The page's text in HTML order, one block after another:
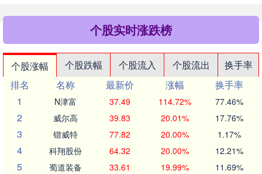
个股实时涨跌榜
个股涨幅 个股跌幅 个股流入 个股流出
换手率
排名
名称 最新价 涨幅
换手率
1
N津富 37.49 114.72% 77.46%
2 威尔高 39.83 20.01% 17.76%
3 锴威特 77.82 20.00% 1.17%
4 科翔股份 64.32 20.00% 12.21%
5 蜀道装备 33.61 19.99% 11.69%